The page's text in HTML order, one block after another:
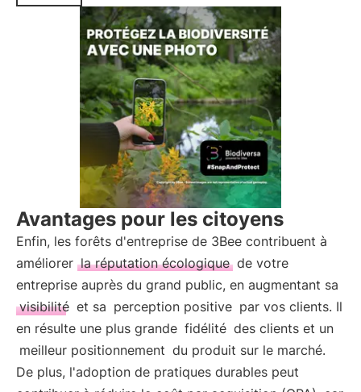
Avantages pour les citoyens
Enfin, les forêts d'entreprise de 3Bee contribuent à
améliorer la réputation écologique de votre
entreprise auprès du grand public, en augmentant sa
visibilité et sa perception positive par vos clients. Il
en résulte une plus grande fidélité des clients et un
meilleur positionnement du produit sur le marché.
De plus, l'adoption de pratiques durables peut